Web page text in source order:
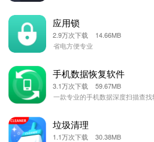
应用锁
2.9万次下载 14.66MB
省电方便专业
手机数据恢复软件
3.1万次下载 59.67MB
垃圾清理
1.1万次下载 30.38MB